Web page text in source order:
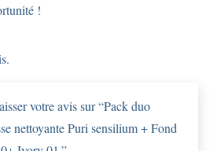
!
votre avis sur “Pack duo
nettoyante Puri sensilium + Fond